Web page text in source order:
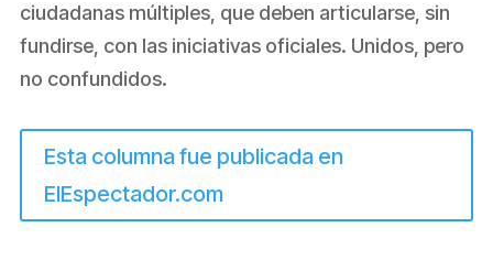
ciudadanas múltiples, que deben articularse, sin
fundirse, con las iniciativas oficiales. Unidos, pero
no confundidos.
Esta columna fue publicada en
ElEspectador.com